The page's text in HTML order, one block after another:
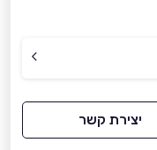
יצירת קשר